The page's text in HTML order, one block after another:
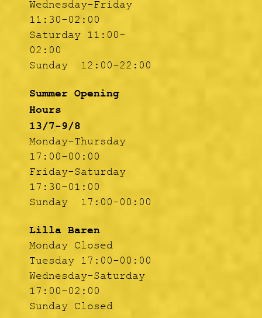
Wednesday-Friday
11:30-02:00
Saturday 11:00-
02:00
Sunday 12:00-22:00
Summer Opening
Hours
13/7-9/8
Monday-Thursday
17:00-00:00
Friday-Saturday
17:30-01:00
Sunday 17:00-00:00
Lilla Baren
Monday Closed
Tuesday 17:00-00:00
Wednesday-Saturday
17:00-02:00
Sunday Closed